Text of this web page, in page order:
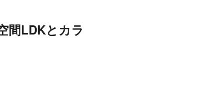
間LDKとカラ